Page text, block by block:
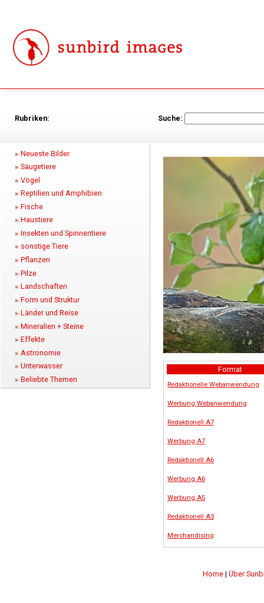
Rubriken: Suche:
Neueste Bilder
Säugetiere
Vögel
Reptilien und Amphibien
Fische
Haustiere
Insekten und Spinnentiere
sonstige Tiere
Pflanzen
Pilze
Landschaften
Form und Struktur
Länder und Reise
Mineralien + Steine
Effekte
Astronomie
Unterwasser
Beliebte Themen
Format
Redaktionelle Webanwendung
Werbung Webanwendung
Redaktionell A7
Werbung A7
Redaktionell A6
Werbung A6
Werbung A5
Redaktionell A3
Merchandising
Home | Über